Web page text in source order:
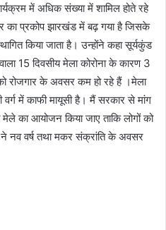
में अधिक संख्या में शामिल होते रहे
का प्रकोप झारखंड में बढ़ गया है जिसके
किया जाता है। उन्होंने कहा सूर्यकुंड
15 दिवसीय मेला कोरोना के कारण 3
रोजगार के अवसर कम हो रहे हैं ।मेला
वर्ग में काफी मायूसी है। मैं सरकार से मांग
का आयोजन किया जाए ताकि लोगों को
ने नव वर्ष तथा मकर संक्रांति के अवसर